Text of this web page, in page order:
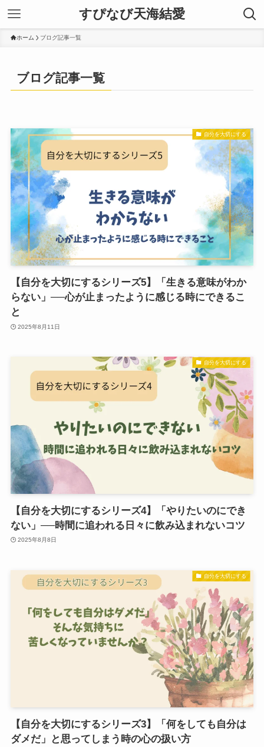
すぴなび天海結愛
ホーム ブログ記事一覧
ブログ記事一覧
自分を大切にする
【自分を大切にするシリーズ5】「生きる意味がわか
らない」──心が止まったように感じる時にできるこ
と
2025年8月11日
自分を大切にする
【自分を大切にするシリーズ4】「やりたいのにでき
ない」──時間に追われる日々に飲み込まれないコツ
2025年8月8日
自分を大切にする
【自分を大切にするシリーズ3】「何をしても自分は
ダメだ」と思ってしまう時の心の扱い方